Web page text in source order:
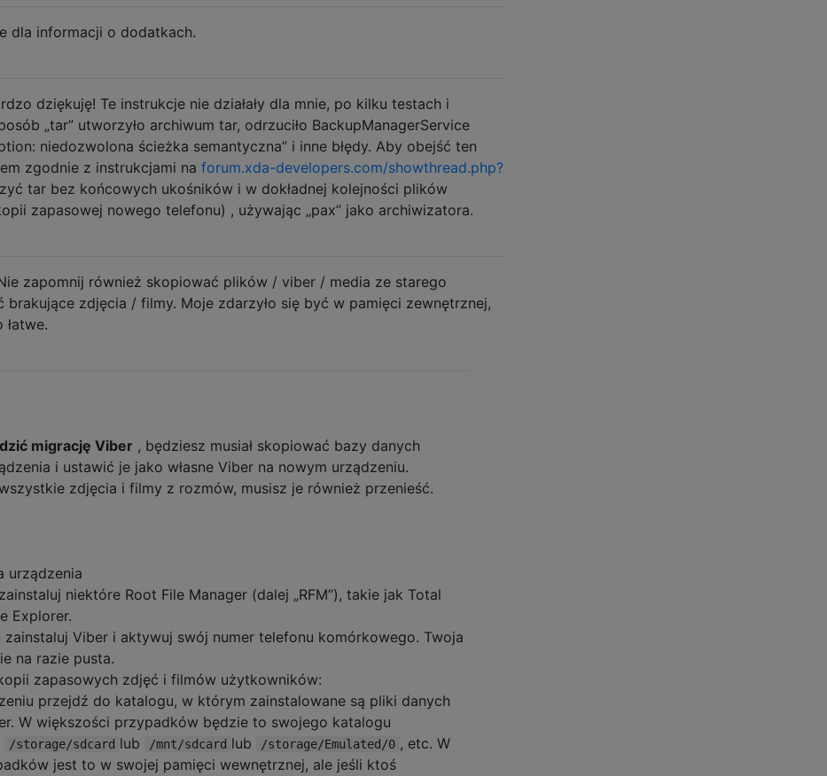
dla informacji o dodatkach.
dziękuję! Te instrukcje nie działały dla mnie, po kilku testach i
„tar” utworzyło archiwum tar, odrzuciło BackupManagerService
niedozwolona ścieżka semantyczna” i inne błędy. Aby obejść ten
zgodnie z instrukcjami na forum.xda-developers.com/showthread.php?
tar bez końcowych ukośników i w dokładnej kolejności plików
zapasowej nowego telefonu) , używając „pax” jako archiwizatora.
zapomnij również skopiować plików / viber / media ze starego
brakujące zdjęcia / filmy. Moje zdarzyło się być w pamięci zewnętrznej,
łatwe.
migrację Viber , będziesz musiał skopiować bazy danych
i ustawić je jako własne Viber na nowym urządzeniu.
zdjęcia i filmy z rozmów, musisz je również przenieść.
urządzenia
niektóre Root File Manager (dalej „RFM”), takie jak Total
Explorer.
zainstaluj Viber i aktywuj swój numer telefonu komórkowego. Twoja
na razie pusta.
zapasowych zdjęć i filmów użytkowników:
przejdź do katalogu, w którym zainstalowane są pliki danych
W większości przypadków będzie to swojego katalogu
/storage/sdcard lub /mnt/sdcard lub /storage/Emulated/0 , etc. W
jest to w swojej pamięci wewnętrznej, ale jeśli ktoś